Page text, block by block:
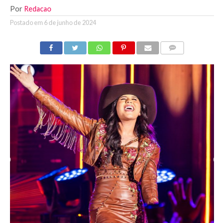
Por Redacao
Postado em 6 de junho de 2024